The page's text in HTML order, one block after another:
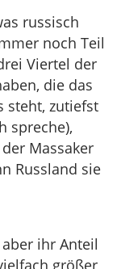
russisch
noch Teil
Viertel der
die das
steht, zutiefst
spreche),
Massaker
Russland sie
ihr Anteil
größer